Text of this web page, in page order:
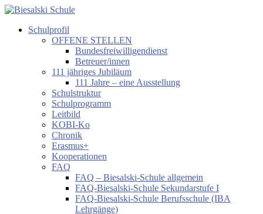
Zum
springen
Biesalski
Förderzentrum
körperliche
motorische
Entwicklung
Schulprofil
OFFENE STELLEN
Bundesfreiwilligendienst
Betreuer/innen
111 jähriges Jubiläum
111 Jahre – eine Ausstellung
Schulstruktur
Schulprogramm
Leitbild
KOBI-Ko
Chronik
Erasmus+
Kooperationen
FAQ
FAQ – Biesalski-Schule allgemein
FAQ-Biesalski-Schule Sekundarstufe I
FAQ-Biesalski-Schule Berufsschule (IBA
Lehrgänge)